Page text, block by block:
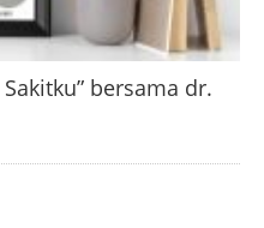
bersama dr.